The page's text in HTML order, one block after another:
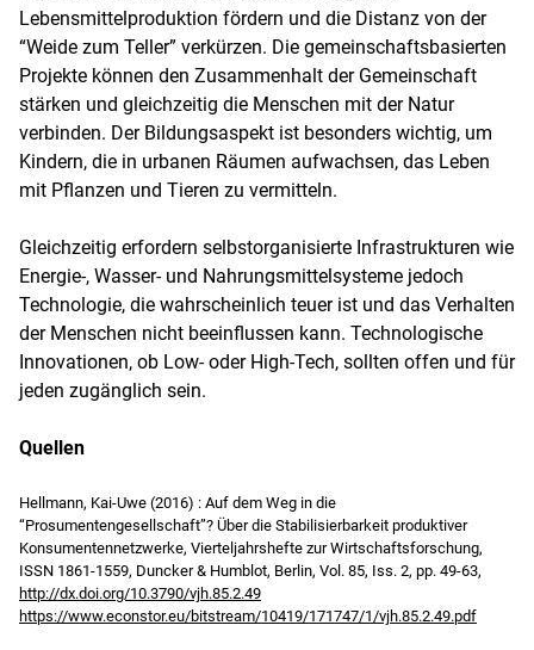
Lebensmittelproduktion fördern und die Distanz von der
“Weide zum Teller” verkürzen. Die gemeinschaftsbasierten
Projekte können den Zusammenhalt der Gemeinschaft
stärken und gleichzeitig die Menschen mit der Natur
verbinden. Der Bildungsaspekt ist besonders wichtig, um
Kindern, die in urbanen Räumen aufwachsen, das Leben
mit Pflanzen und Tieren zu vermitteln.
Gleichzeitig erfordern selbstorganisierte Infrastrukturen wie
Energie-, Wasser- und Nahrungsmittelsysteme jedoch
Technologie, die wahrscheinlich teuer ist und das Verhalten
der Menschen nicht beeinflussen kann. Technologische
Innovationen, ob Low- oder High-Tech, sollten offen und für
jeden zugänglich sein.
Quellen
Hellmann, Kai-Uwe (2016) : Auf dem Weg in die
“Prosumentengesellschaft”? Über die Stabilisierbarkeit produktiver
Konsumentennetzwerke, Vierteljahrshefte zur Wirtschaftsforschung,
ISSN 1861-1559, Duncker & Humblot, Berlin, Vol. 85, Iss. 2, pp. 49-63,
http://dx.doi.org/10.3790/vjh.85.2.49
https://www.econstor.eu/bitstream/10419/171747/1/vjh.85.2.49.pdf